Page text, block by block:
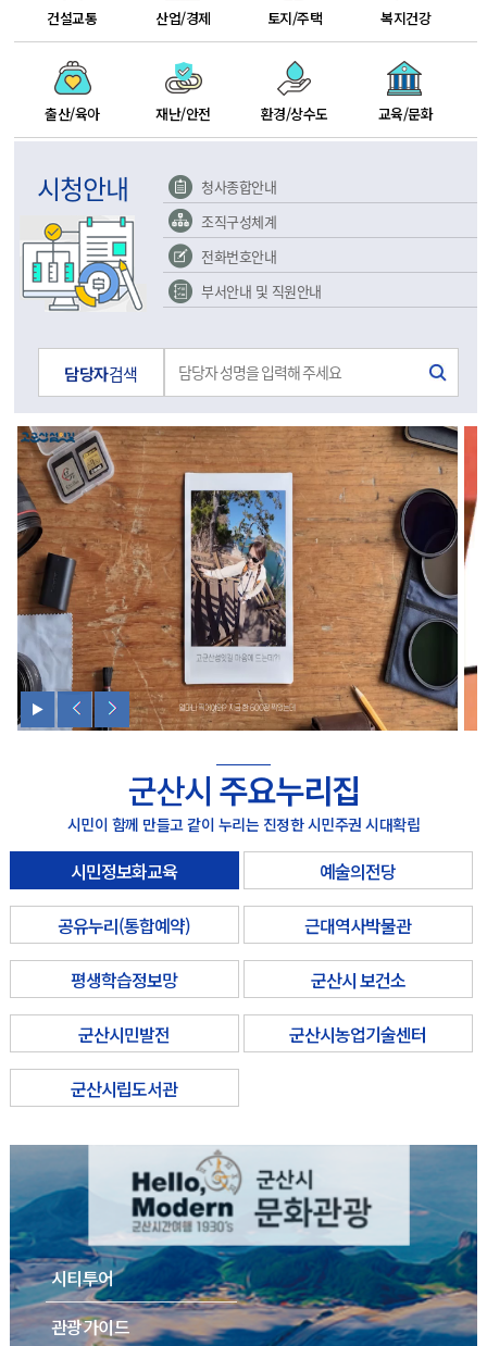
건설교통 산업/경제 토지/주택 복지건강
출산/육아 재난/안전 환경/상수도 교육/문화
시청안내
청사종합안내
조직구성체계
전화번호안내
부서안내 및 직원안내
담당자검색
군산시 주요누리집
시민이 함께 만들고 같이 누리는 진정한 시민주권 시대확립
시민정보화교육 예술의전당
공유누리(통합예약) 근대역사박물관
평생학습정보망 군산시 보건소
군산시민발전 군산시농업기술센터
군산시립도서관
시티투어
관광가이드